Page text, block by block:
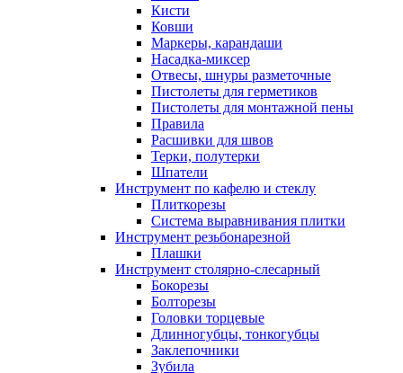
Кисти
Ковши
Маркеры, карандаши
Насадка-миксер
Отвесы, шнуры разметочные
Пистолеты для герметиков
Пистолеты для монтажной пены
Правила
Расшивки для швов
Терки, полутерки
Шпатели
Инструмент по кафелю и стеклу
Плиткорезы
Система выравнивания плитки
Инструмент резьбонарезной
Плашки
Инструмент столярно-слесарный
Бокорезы
Болторезы
Головки торцевые
Длинногубцы, тонкогубцы
Заклепочники
Зубила